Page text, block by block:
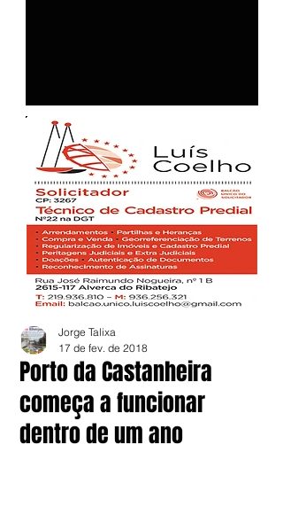
Porto da Castanheira
começa a funcionar
dentro de um ano
Jorge Talixa
17 de fev. de 2018